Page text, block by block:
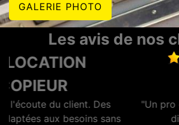
GALERIE PHOTO
Les avis de nos
"Un pro du photocopieur merci
distance. je recommande